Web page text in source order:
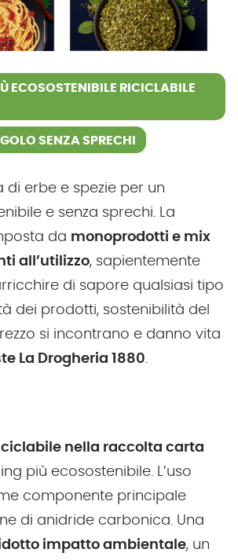
ECOSOSTENIBILE RICICLABILE
SENZA SPRECHI
di erbe e spezie per un
e senza sprechi. La
da monoprodotti e mix
all’utilizzo, sapientemente
di sapore qualsiasi tipo
dei prodotti, sostenibilità del
si incontrano e danno vita
La Drogheria 1880.
nella raccolta carta
più ecosostenibile. L’uso
componente principale
di anidride carbonica. Una
impatto ambientale, un